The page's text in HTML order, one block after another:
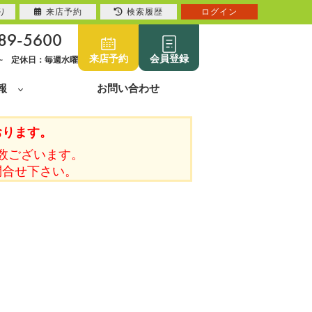
5600
定休日：毎週水曜 来店予約 会員登録
お問い合わせ
ます。
ざいます。
せ下さい。
来店予約 検索履歴 ログイン